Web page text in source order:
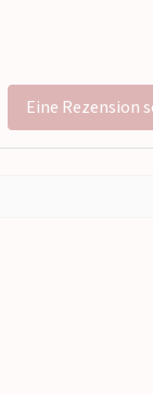
Eine Rezension